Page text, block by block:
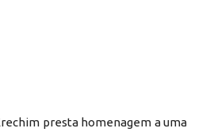
presta homenagem a uma